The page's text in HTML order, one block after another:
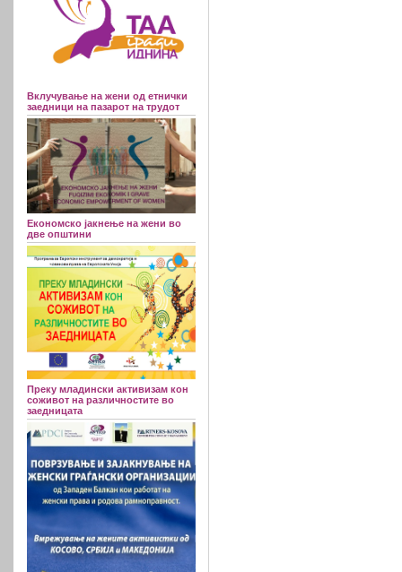
Вклучување на жени од етнички
заедници на пазарот на трудот
Економско јакнење на жени во
две општини
Преку младински активизам кон
соживот на различностите во
заедницата